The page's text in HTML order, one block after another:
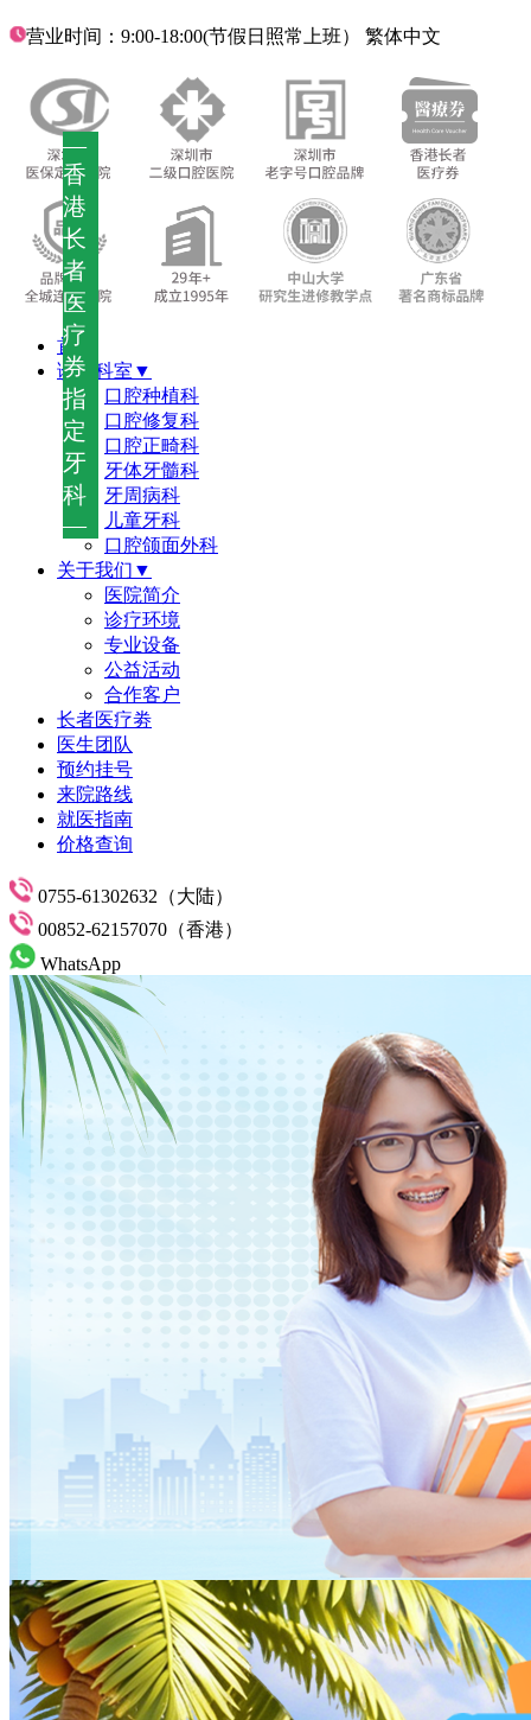
—
香
港
长
者
医
疗
券
指
定
牙
科
—
营业时间：9:00-18:00(节假日照常上班） 繁体中文
首页
诊疗科室▼
口腔种植科
口腔修复科
口腔正畸科
牙体牙髓科
牙周病科
儿童牙科
口腔颌面外科
关于我们▼
医院简介
诊疗环境
专业设备
公益活动
合作客户
长者医疗劵
医生团队
预约挂号
来院路线
就医指南
价格查询
0755-61302632（大陆）
00852-62157070（香港）
WhatsApp